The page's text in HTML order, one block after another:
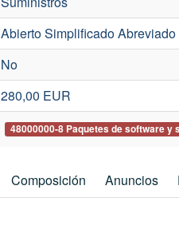
Abierto Simplificado Abreviado
No
280,00 EUR
48000000-8 Paquetes de software
Composición Anuncios